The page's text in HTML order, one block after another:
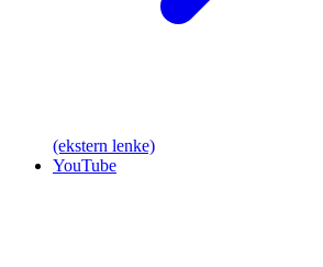
(ekstern lenke)
YouTube